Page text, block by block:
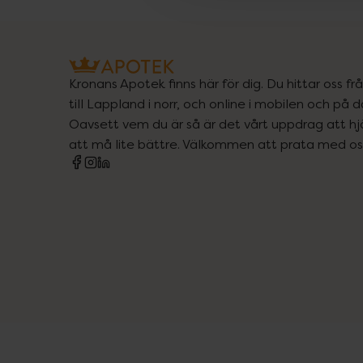
Kronans Apotek finns här för dig. Du hittar oss
till Lappland i norr, och online i mobilen och på
Oavsett vem du är så är det vårt uppdrag att
att må lite bättre. Välkommen att prata med